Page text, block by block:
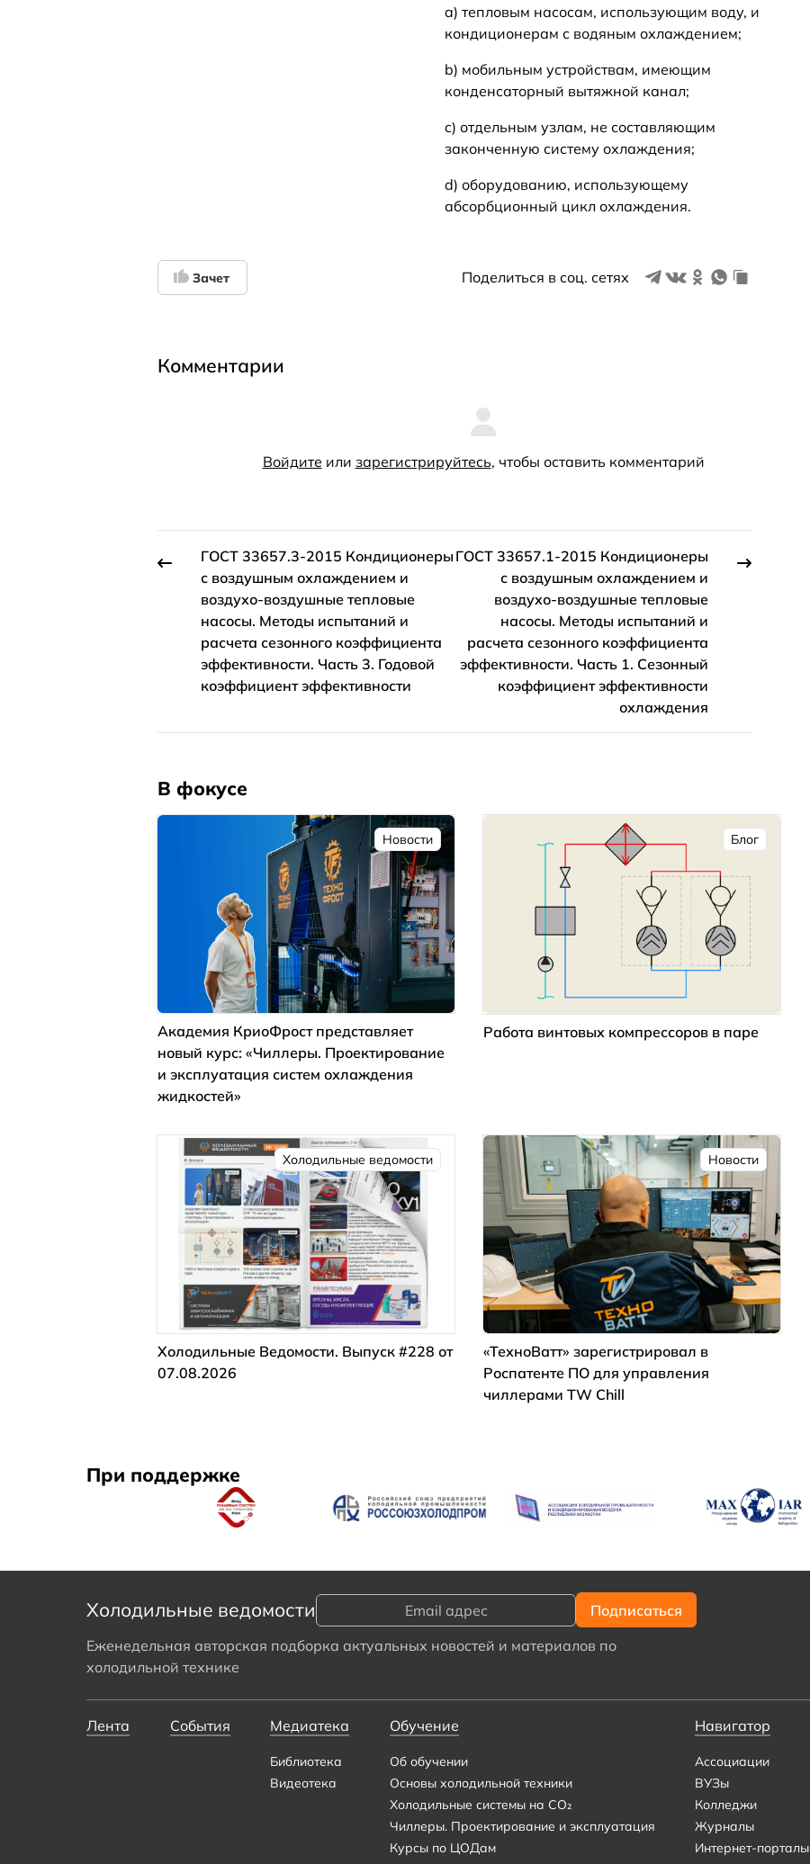
a) тепловым насосам, использующим воду, и
кондиционерам с водяным охлаждением;
b) мобильным устройствам, имеющим
конденсаторный вытяжной канал;
c) отдельным узлам, не составляющим
законченную систему охлаждения;
d) оборудованию, использующему
абсорбционный цикл охлаждения.
Зачет Поделиться в соц. сетях
Комментарии
Войдите или зарегистрируйтесь, чтобы оставить комментарий
ГОСТ 33657.3-2015 Кондиционеры
с воздушным охлаждением и
воздухо-воздушные тепловые
насосы. Методы испытаний и
расчета сезонного коэффициента
эффективности. Часть 3. Годовой
коэффициент эффективности
ГОСТ 33657.1-2015 Кондиционеры
с воздушным охлаждением и
воздухо-воздушные тепловые
насосы. Методы испытаний и
расчета сезонного коэффициента
эффективности. Часть 1. Сезонный
коэффициент эффективности
охлаждения
В фокусе
Новости
Академия КриоФрост представляет
новый курс: «Чиллеры. Проектирование
и эксплуатация систем охлаждения
жидкостей»
Блог
Работа винтовых компрессоров в паре
Холодильные ведомости
Холодильные Ведомости. Выпуск #228 от
07.08.2026
Новости
«ТехноВатт» зарегистрировал в
Роспатенте ПО для управления
чиллерами TW Chill
При поддержке
Холодильные ведомости
Еженедельная авторская подборка актуальных новостей и материалов по
холодильной технике
Лента События Медиатека
Библиотека
Видеотека
Обучение
Об обучении
Основы холодильной техники
Холодильные системы на CO₂
Чиллеры. Проектирование и эксплуатация
Курсы по ЦОДам
Навигатор
Ассоциации
ВУЗы
Колледжи
Журналы
Интернет-порталы